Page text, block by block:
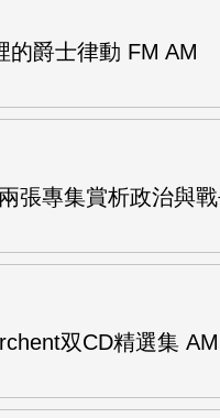
的爵士律動 FM AM
張專集賞析政治與
双CD精選集 AM